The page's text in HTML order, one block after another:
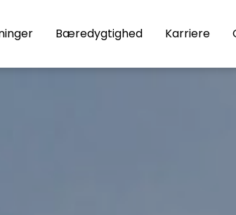
Bæredygtighed Karriere